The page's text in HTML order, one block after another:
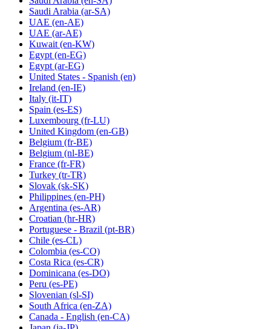
Saudi Arabia (ar-SA)
UAE (en-AE)
UAE (ar-AE)
Kuwait (en-KW)
Egypt (en-EG)
Egypt (ar-EG)
United States - Spanish (en)
Ireland (en-IE)
Italy (it-IT)
Spain (es-ES)
Luxembourg (fr-LU)
United Kingdom (en-GB)
Belgium (fr-BE)
Belgium (nl-BE)
France (fr-FR)
Turkey (tr-TR)
Slovak (sk-SK)
Philippines (en-PH)
Argentina (es-AR)
Croatian (hr-HR)
Portuguese - Brazil (pt-BR)
Chile (es-CL)
Colombia (es-CO)
Costa Rica (es-CR)
Dominicana (es-DO)
Peru (es-PE)
Slovenian (sl-SI)
South Africa (en-ZA)
Canada - English (en-CA)